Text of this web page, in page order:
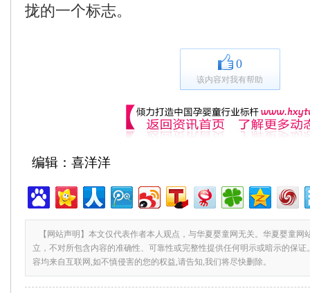
拢的一个标志。
0
该内容对我有帮助
编辑：喜洋洋
【网站声明】本文仅代表作者本人观点，与华夏婴童网无关。华夏婴童网
立，不对所包含内容的准确性、可靠性或完整性提供任何明示或暗示的保
容均来自互联网,如不慎侵害的您的权益,请告知,我们将尽快删除。